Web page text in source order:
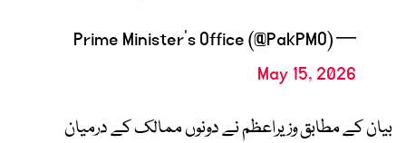
— Prime Minister’s Office (@PakPMO)
May 15, 2026
بیان کے مطابق وزیراعظم نے دونوں ممالک کے درمیان